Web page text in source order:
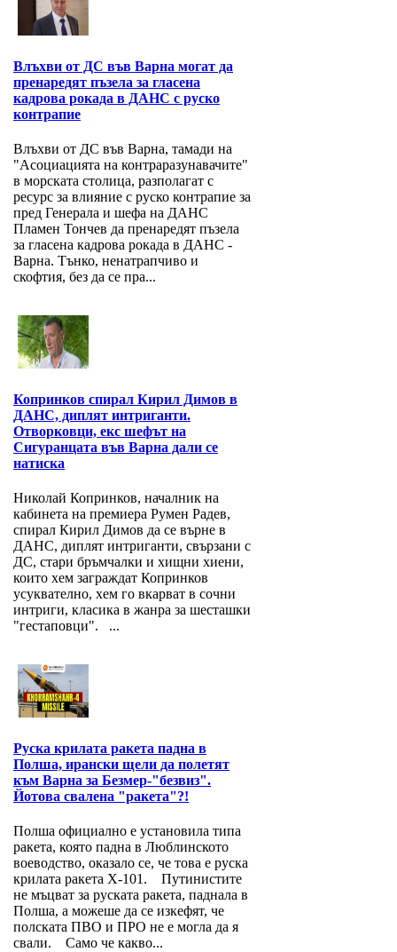
Влъхви от ДС във Варна могат да
пренаредят пъзела за гласена
кадрова рокада в ДАНС с руско
контрапие
Влъхви от ДС във Варна, тамади на
"Асоциацията на контраразунавачите"
в морската столица, разполагат с
ресурс за влияние с руско контрапие за
пред Генерала и шефа на ДАНС
Пламен Тончев да пренаредят пъзела
за гласена кадрова рокада в ДАНС -
Варна. Тънко, ненатрапчиво и
скофтия, без да се пра...
Копринков спирал Кирил Димов в
ДАНС, диплят интриганти.
Отворковци, екс шефът на
Сигуранцата във Варна дали се
натиска
Николай Копринков, началник на
кабинета на премиера Румен Радев,
спирал Кирил Димов да се върне в
ДАНС, диплят интриганти, свързани с
ДС, стари бръмчалки и хищни хиени,
които хем заграждат Копринков
усуквателно, хем го вкарват в сочни
интриги, класика в жанра за шесташки
"гестаповци". ...
Руска крилата ракета падна в
Полша, ирански щели да полетят
към Варна за Безмер-"безвиз".
Йотова свалена "ракета"?!
Полша официално е установила типа
ракета, която падна в Люблинското
воеводство, оказало се, че това е руска
крилата ракета Х-101. Путинистите
не мъцват за руската ракета, паднала в
Полша, а можеше да се изкефят, че
полската ПВО и ПРО не е могла да я
свали. Само че какво...